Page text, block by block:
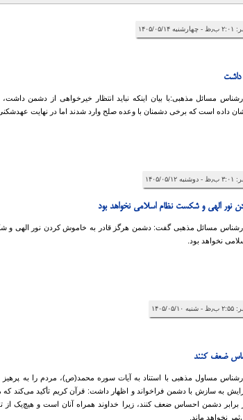
۰۵/۱۴
داشت
مسائل مذهبی:با بیان اینکه نباید انتظار خیرخواهی از دشمن
داده است که برخی دشمنان با وعده صلح وارد شدند اما در نهایت عهدشکنی
۱۲
نور الهی و شکست نظام اسلامی نخواهد بود
مسائل مذهبی گفت: دشمن هرگز قادر به خاموش کردن نور الهی و
نخواهد بود.
۱۰
ضعف کنند
مساول مذهبی با استناد به آیات سوره محمد(ص)، مردم را به
به سازش با دشمن فراخواند و اظهار داشت: قرآن کریم تأکید می‌کند که
برابر دشمن احساس ضعف کنند، زیرا خداوند همراه آنان است و هیچ‌یک از
نخواهد ماند.